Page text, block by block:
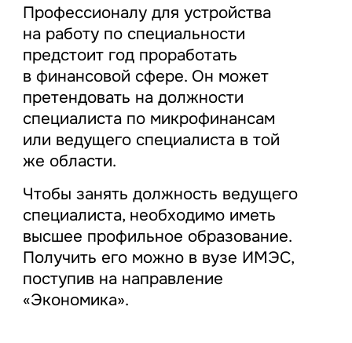
Профессионалу для устройства
на работу по специальности
предстоит год проработать
в финансовой сфере. Он может
претендовать на должности
специалиста по микрофинансам
или ведущего специалиста в той
же области.
Чтобы занять должность ведущего
специалиста, необходимо иметь
высшее профильное образование.
Получить его можно в вузе ИМЭС,
поступив на направление
«Экономика».